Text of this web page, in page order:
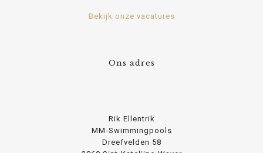
Bekijk onze vacatures
Ons adres
Rik Ellentrik
MM-Swimmingpools
Dreefvelden 58